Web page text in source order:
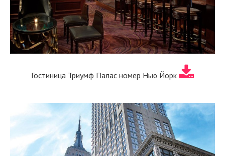
Гостиница Триумф Палас номер Нью Йорк